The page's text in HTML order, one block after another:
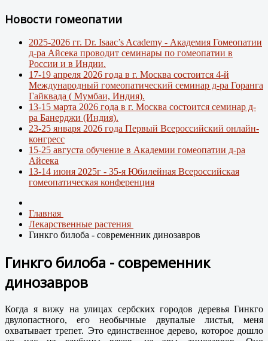
Новости гомеопатии
2025-2026 гг. Dr. Isaac’s Academy - Академия Гомеопатии
д-ра Айсека проводит семинары по гомеопатии в
России и в Индии.
17-19 апреля 2026 года в г. Москва состоится 4-й
Международный гомеопатический семинар д-ра Горанга
Гайквада ( Мумбаи, Индия).
13-15 марта 2026 года в г. Москва состоится семинар д-
ра Банерджи (Индия).
23-25 января 2026 года Первый Всероссийский онлайн-
конгресс
15-25 августа обучение в Академии гомеопатии д-ра
Айсека
13-14 июня 2025г - 35-я Юбилейная Всероссийская
гомеопатическая конференция
Главная
Лекарственные растения
Гинкго билоба - современник динозавров
Гинкго билоба - современник
динозавров
Когда я вижу на улицах сербских городов деревья Гинкго
двулопастного, его необычные двупалые листья, меня
охватывает трепет. Это единственное дерево, которое дошло